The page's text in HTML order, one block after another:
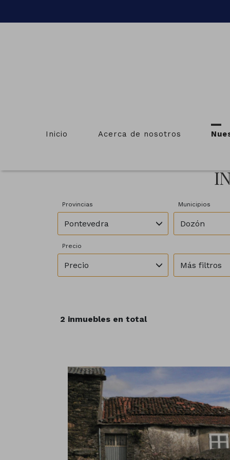
Inicio Acerca de nosotros
Provincias
Pontevedra
Municipios
Dozón
Precio
Precio Más filtros
2 inmuebles en total